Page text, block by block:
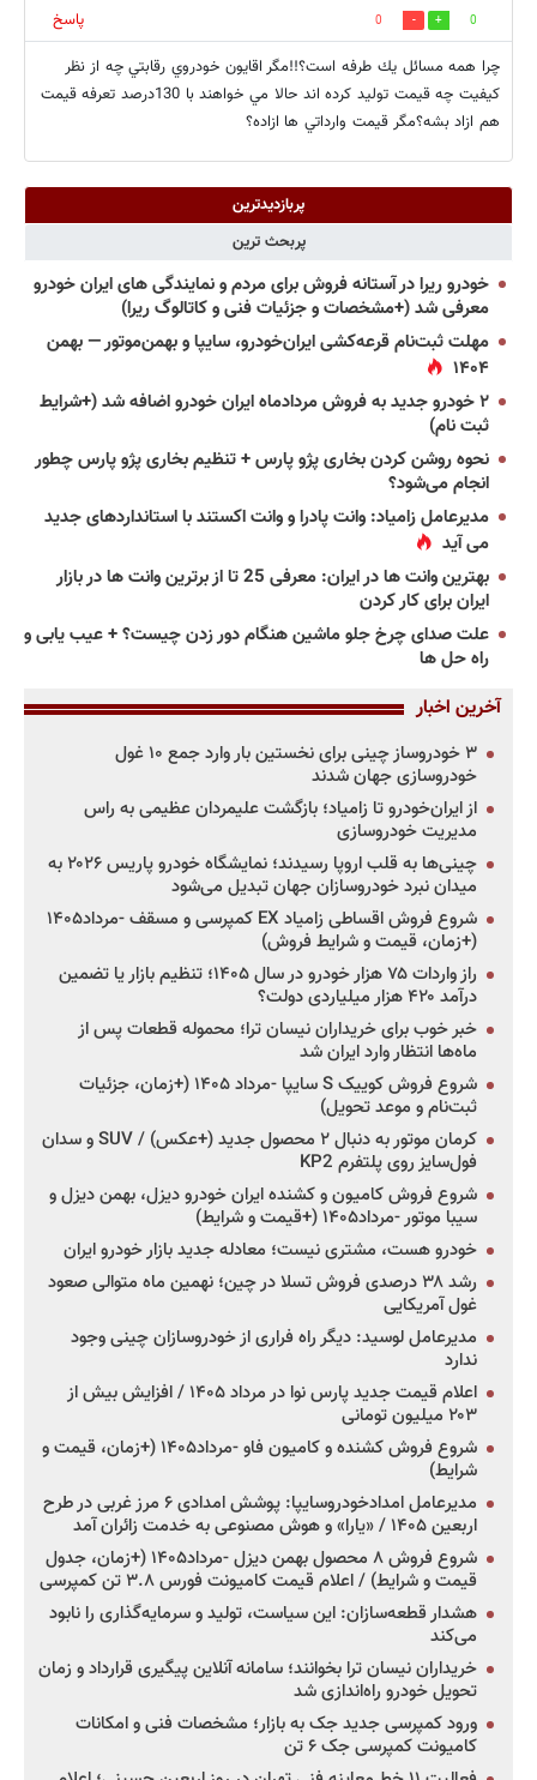
0
0
پاسخ
چرا همه مسائل يك طرفه است؟!!مگر اقايون خودروي رقابتي چه از نظر
كيفيت چه قيمت توليد كرده اند حالا مي خواهند با 130درصد تعرفه قيمت
هم ازاد بشه؟مگر قيمت وارداتي ها ازاده؟
پربازدیدترین
پربحث ترین
خودرو ریرا در آستانه فروش برای مردم و نمایندگی های ایران خودرو
معرفی شد (+مشخصات و جزئیات فنی و کاتالوگ ریرا)
مهلت ثبت‌نام قرعه‌کشی ایران‌خودرو، سایپا و بهمن‌موتور — بهمن
۱۴۰۴
۲ خودرو جدید به فروش مردادماه ایران خودرو اضافه شد (+شرایط
ثبت نام)
نحوه روشن کردن بخاری پژو پارس + تنظیم بخاری پژو پارس چطور
انجام می‌شود؟
مدیرعامل زامیاد: وانت پادرا و وانت اکستند با استانداردهای جدید
می آید
بهترین وانت ها در ایران: معرفی 25 تا از برترین وانت ها در بازار
ایران برای کار کردن
علت صدای چرخ جلو ماشین هنگام دور زدن چیست؟ + عیب یابی و
راه حل ها
آخرین اخبار
۳ خودروساز چینی برای نخستین بار وارد جمع ۱۰ غول
خودروسازی جهان شدند
از ایران‌خودرو تا زامیاد؛ بازگشت علیمردان عظیمی به راس
مدیریت خودروسازی
چینی‌ها به قلب اروپا رسیدند؛ نمایشگاه خودرو پاریس ۲۰۲۶ به
میدان نبرد خودروسازان جهان تبدیل می‌شود
شروع فروش اقساطی زامیاد EX کمپرسی و مسقف -مرداد۱۴۰۵
(+زمان، قیمت و شرایط فروش)
راز واردات ۷۵ هزار خودرو در سال ۱۴۰۵؛ تنظیم بازار یا تضمین
درآمد ۴۲۰ هزار میلیاردی دولت؟
خبر خوب برای خریداران نیسان ترا؛ محموله قطعات پس از
ماه‌ها انتظار وارد ایران شد
شروع فروش کوییک S سایپا -مرداد ۱۴۰۵ (+زمان، جزئیات
ثبت‌نام و موعد تحویل)
کرمان موتور به دنبال ۲ محصول جدید (+عکس) / SUV و سدان
فول‌سایز روی پلتفرم KP2
شروع فروش کامیون و کشنده ایران خودرو دیزل، بهمن دیزل و
سیبا موتور -مرداد۱۴۰۵ (+قیمت و شرایط)
خودرو هست، مشتری نیست؛ معادله جدید بازار خودرو ایران
رشد ۳۸ درصدی فروش تسلا در چین؛ نهمین ماه متوالی صعود
غول آمریکایی
مدیرعامل لوسید: دیگر راه فراری از خودروسازان چینی وجود
ندارد
اعلام قیمت جدید پارس نوا در مرداد ۱۴۰۵ / افزایش بیش از
۲۰۳ میلیون تومانی
شروع فروش کشنده و کامیون فاو -مرداد۱۴۰۵ (+زمان، قیمت و
شرایط)
مدیرعامل امدادخودروسایپا: پوشش امدادی ۶ مرز غربی در طرح
اربعین ۱۴۰۵ / «یارا» و هوش مصنوعی به خدمت زائران آمد
شروع فروش ۸ محصول بهمن دیزل -مرداد۱۴۰۵ (+زمان، جدول
قیمت و شرایط) / اعلام قیمت کامیونت فورس ۳.۸ تن کمپرسی
هشدار قطعه‌سازان: این سیاست، تولید و سرمایه‌گذاری را نابود
می‌کند
خریداران نیسان ترا بخوانند؛ سامانه آنلاین پیگیری قرارداد و زمان
تحویل خودرو راه‌اندازی شد
ورود کمپرسی جدید جک به بازار؛ مشخصات فنی و امکانات
کامیونت کمپرسی جک ۶ تن